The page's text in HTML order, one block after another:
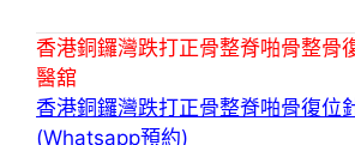
香港銅鑼灣跌打正骨整脊啪骨整骨
醫舘
香港銅鑼灣跌打正骨整脊啪骨復位
(Whatsapp預約)